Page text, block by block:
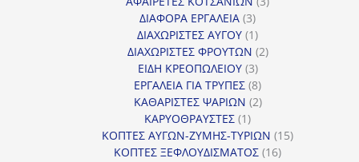
ΔΙΑΦΟΡΑ ΕΡΓΑΛΕΙΑ 33
προϊόντα
ΔΙΑΧΩΡΙΣΤΕΣ ΑΥΓΟΥ 11
προϊόν
ΔΙΑΧΩΡΙΣΤΕΣ ΦΡΟΥΤΩΝ 22
ΕΙΔΗ ΚΡΕΟΠΩΛΕΙΟΥ 33
προϊόντα
ΕΡΓΑΛΕΙΑ ΓΙΑ ΤΡΥΠΕΣ 88
προϊόντα
ΚΑΘΑΡΙΣΤΕΣ ΨΑΡΙΩΝ 22
ΚΑΡΥΟΘΡΑΥΣΤΕΣ 11
προϊόν
ΚΟΠΤΕΣ ΑΥΓΩΝ-ΖΥΜΗΣ-ΤΥΡΙΩΝ 1515
ΚΟΠΤΕΣ ΞΕΦΛΟΥΔΙΣΜΑΤΟΣ 1616